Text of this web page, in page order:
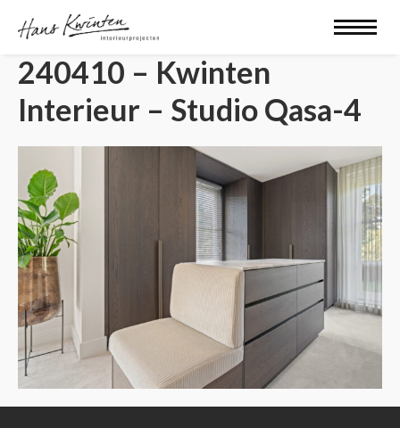
240410 – Kwinten
Interieur – Studio Qasa-4